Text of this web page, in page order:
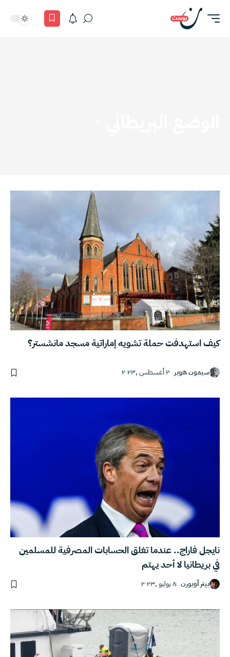
كيف استهدفت حملة تشويه إماراتية مسجد مانشستر؟
سيمون هوبر ٢ أغسطس ,٢٠٢٣
نايجل فاراج.. عندما تغلق الحسابات المصرفية للمسلمين
في بريطانيا لا أحد يهتم
بيتر أوبورن ٨ يوليو ,٢٠٢٣